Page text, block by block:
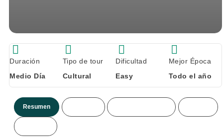
Duración
Medio Día
Tipo de tour
Cultural
Dificultad
Easy
Mejor Época
Todo el año
Resumen